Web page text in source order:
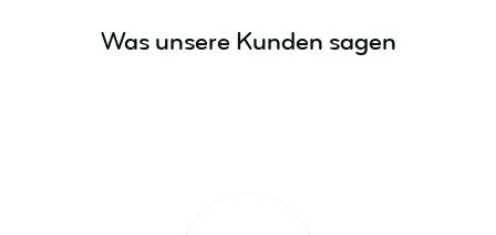
Was unsere Kunden sagen